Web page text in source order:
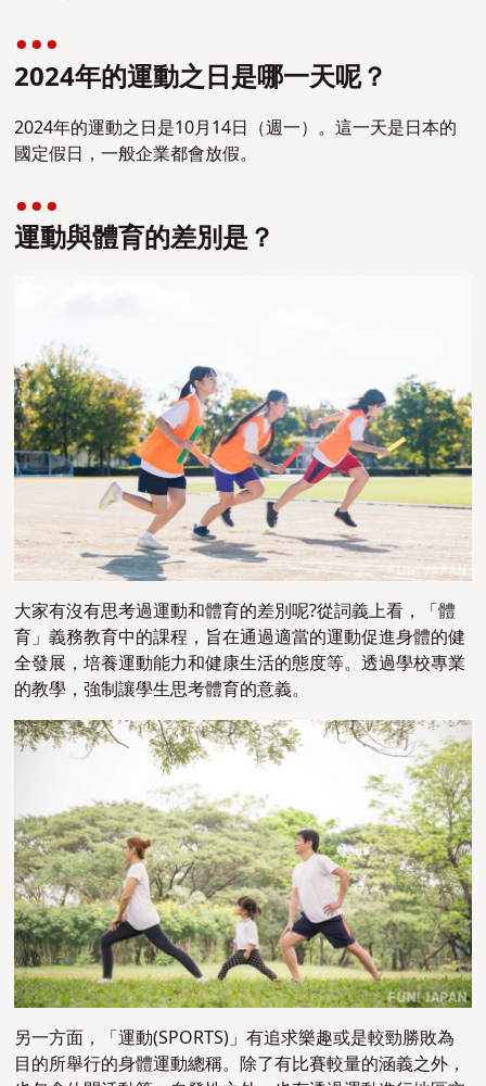
2024年的運動之日是哪一天呢？
2024年的運動之日是10月14日（週一）。這一天是日本的
國定假日，一般企業都會放假。
運動與體育的差別是？
大家有沒有思考過運動和體育的差別呢?從詞義上看，「體
育」義務教育中的課程，旨在通過適當的運動促進身體的健
全發展，培養運動能力和健康生活的態度等。透過學校專業
的教學，強制讓學生思考體育的意義。
另一方面，「運動(SPORTS)」有追求樂趣或是較勁勝敗為
目的所舉行的身體運動總稱。除了有比賽較量的涵義之外，